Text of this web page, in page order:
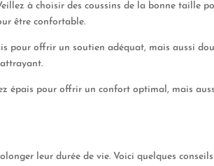
à choisir des coussins de la bonne taille
être confortable.
pour offrir un soutien adéquat, mais aussi
épais pour offrir un confort optimal, mais
leur durée de vie. Voici quelques